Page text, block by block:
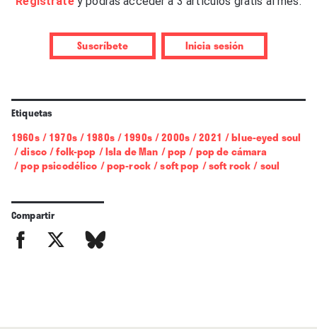
sublimaron tendencias (el pop orquestalbeatleiano
el R&B estadounidense). Y en los 70, impulsaron
elemento aglutinador? Sobre todo en los 60, su
preferencia por las orquestaciones lo más ricas
posibles. Pero por encima de todo reinó siempre la
melodía vocal. Con esas melodías no podían modas,
Suscríbete Inicia sesión
Etiquetas
1960s /1970s/1980s/1990s/2000s/2021 /blue-eyed soul
/disco/folk-pop /Isla de Man /pop /pop de cámara
/pop psicodélico /pop-rock/soft pop /soft rock /soul
Compartir